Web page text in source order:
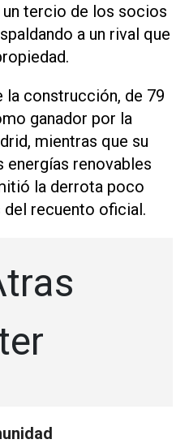
tercio de los socios
a un rival que
la construcción, de 79
ganador por la
mientras que su
energías renovables
la derrota poco
del recuento oficial.